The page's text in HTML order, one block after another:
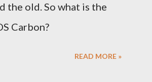
the old. So what is the
Carbon?
READ MORE »